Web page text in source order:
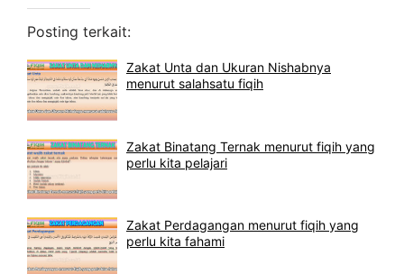
Posting terkait:
Zakat Unta dan Ukuran Nishabnya
menurut salahsatu fiqih
Zakat Binatang Ternak menurut fiqih yang
perlu kita pelajari
Zakat Perdagangan menurut fiqih yang
perlu kita fahami